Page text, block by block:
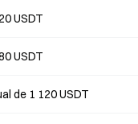
USDT
USDT
de 1 120 USDT